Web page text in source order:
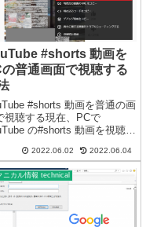
#shorts 動画を
の普通画面で視聴する
#shorts 動画を普通の画
視聴する現在、PCで
の#shorts 動画を視聴す
っていて、右端に表示さ
とても違和感があります。
、スクロールすると他の動
自動再生...
2022.06.02 2022.06.04
ニカル情報 technical